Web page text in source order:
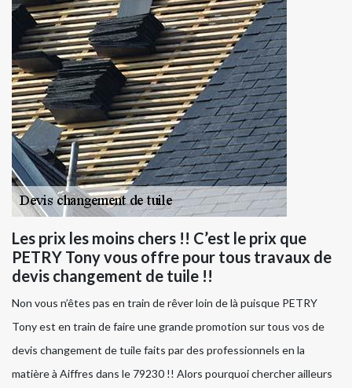
Les prix les moins chers !! C’est le prix que
PETRY Tony vous offre pour tous travaux de
devis changement de tuile !!
Non vous n’êtes pas en train de rêver loin de là puisque PETRY
Tony est en train de faire une grande promotion sur tous vos de
devis changement de tuile faits par des professionnels en la
matière à Aiffres dans le 79230 !! Alors pourquoi chercher ailleurs